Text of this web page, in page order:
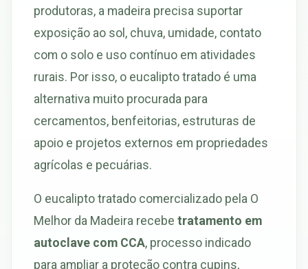
produtoras, a madeira precisa suportar
exposição ao sol, chuva, umidade, contato
com o solo e uso contínuo em atividades
rurais. Por isso, o eucalipto tratado é uma
alternativa muito procurada para
cercamentos, benfeitorias, estruturas de
apoio e projetos externos em propriedades
agrícolas e pecuárias.
O eucalipto tratado comercializado pela O
Melhor da Madeira recebe tratamento em
autoclave com CCA, processo indicado
para ampliar a proteção contra cupins,